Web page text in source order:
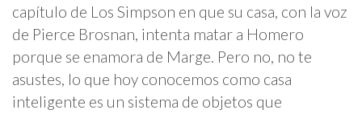
capítulo de Los Simpson en que su casa, con la voz
de Pierce Brosnan, intenta matar a Homero
porque se enamora de Marge. Pero no, no te
asustes, lo que hoy conocemos como casa
inteligente es un sistema de objetos que